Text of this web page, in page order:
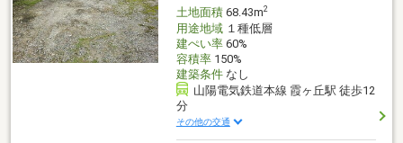
土地面積68.43m2
用途地域１種低層
建ぺい率60%
容積率150%
建築条件なし
山陽電気鉄道本線 霞ヶ丘駅 徒歩12
分
その他の交通